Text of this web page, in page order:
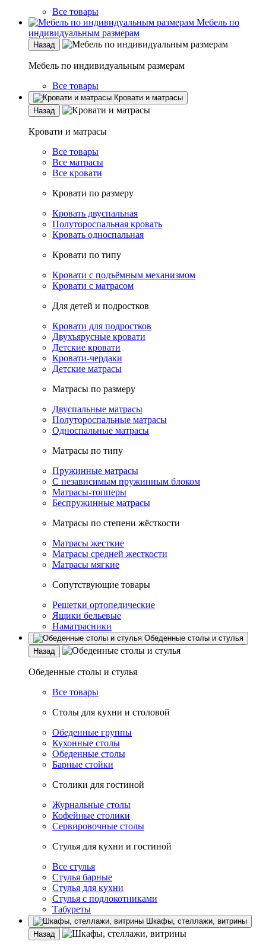
Все товары
Мебель по
индивидуальным размерам
Назад
Мебель по индивидуальным размерам
Все товары
Кровати и матрасы
Назад
Кровати и матрасы
Все товары
Все матрасы
Все кровати
Кровати по размеру
Кровать двуспальная
Полутороспальная кровать
Кровать односпальная
Кровати по типу
Кровати с подъёмным механизмом
Кровати с матрасом
Для детей и подростков
Кровати для подростков
Двухъярусные кровати
Детские кровати
Кровати-чердаки
Детские матрасы
Матрасы по размеру
Двуспальные матрасы
Полутороспальные матрасы
Односпальные матрасы
Матрасы по типу
Пружинные матрасы
С независимым пружинным блоком
Матрасы-топперы
Беспружинные матрасы
Матрасы по степени жёсткости
Матрасы жесткие
Матрасы средней жесткости
Матрасы мягкие
Сопутствующие товары
Решетки ортопедические
Ящики бельевые
Наматрасники
Обеденные столы и стулья
Назад
Обеденные столы и стулья
Все товары
Столы для кухни и столовой
Обеденные группы
Кухонные столы
Обеденные столы
Барные стойки
Столики для гостиной
Журнальные столы
Кофейные столики
Сервировочные столы
Стулья для кухни и гостиной
Все стулья
Стулья барные
Стулья для кухни
Стулья с подлокотниками
Табуреты
Шкафы, стеллажи, витрины
Назад